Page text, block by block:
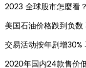
2023 全球股市怎麼看
美国石油价格跌到负数
交易活动按年剧增
2020年国内24款售价